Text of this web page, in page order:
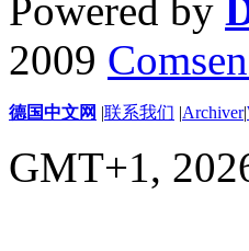
Powered by
2009
德国中文网 |联系我们 |Archiver|
GMT+1,